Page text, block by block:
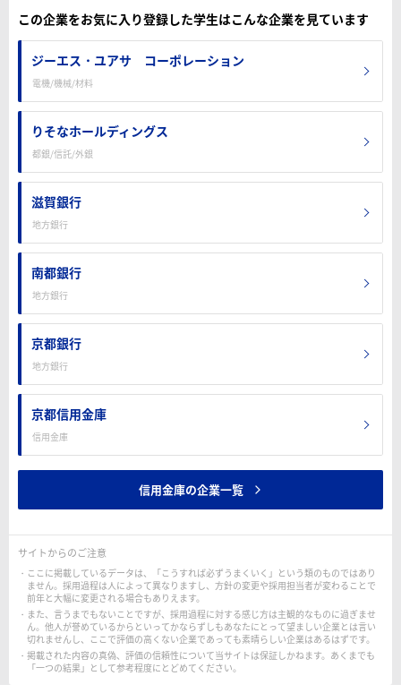
この企業をお気に入り登録した学生はこんな企業を見ています
ジーエス・ユアサ コーポレーション
電機/機械/材料
りそなホールディングス
都銀/信託/外銀
滋賀銀行
地方銀行
南都銀行
地方銀行
京都銀行
地方銀行
京都信用金庫
信用金庫
信用金庫の企業一覧
サイトからのご注意
ここに掲載しているデータは、「こうすれば必ずうまくいく」という類のものではあり
ません。採用過程は人によって異なりますし、方針の変更や採用担当者が変わることで
前年と大幅に変更される場合もありえます。
また、言うまでもないことですが、採用過程に対する感じ方は主観的なものに過ぎませ
ん。他人が誉めているからといってかならずしもあなたにとって望ましい企業とは言い
切れませんし、ここで評価の高くない企業であっても素晴らしい企業はあるはずです。
掲載された内容の真偽、評価の信頼性について当サイトは保証しかねます。あくまでも
「一つの結果」として参考程度にとどめてください。